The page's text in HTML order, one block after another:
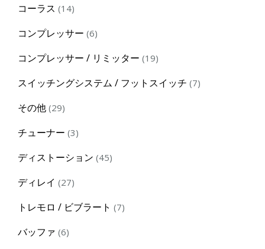
コーラス 1414
コンプレッサー 66
コンプレッサー / リミッター 1919
スイッチングシステム / フットスイッチ 77
その他 2929
チューナー 33
ディストーション 4545
ディレイ 2727
トレモロ / ビブラート 77
バッファ 66